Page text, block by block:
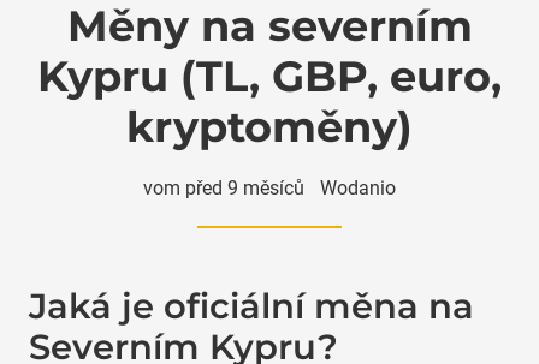
Měny na severním
Kypru (TL, GBP, euro,
kryptoměny)
vom před 9 měsíců Wodanio
Jaká je oficiální měna na
Severním Kypru?